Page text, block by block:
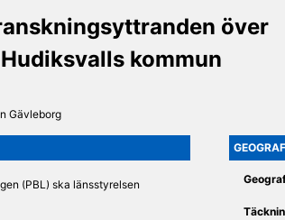
över
kommun
Gävleborg
(PBL) ska länsstyrelsen